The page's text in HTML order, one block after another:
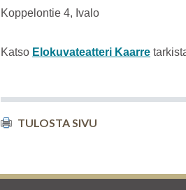
Koppelontie 4, Ivalo
Katso Elokuvateatteri Kaarre
TULOSTA SIVU